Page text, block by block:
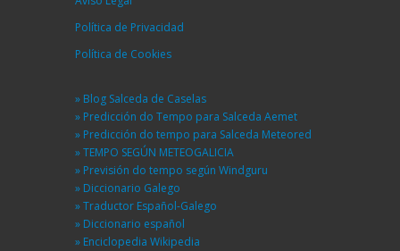
Política de Privacidad
Política de Cookies
» Blog Salceda de Caselas
» Predicción do Tempo para Salceda Aemet
» Predicción do tempo para Salceda Meteored
» TEMPO SEGÚN METEOGALICIA
» Previsión do tempo según Windguru
» Diccionario Galego
» Traductor Español-Galego
» Diccionario español
» Enciclopedia Wikipedia